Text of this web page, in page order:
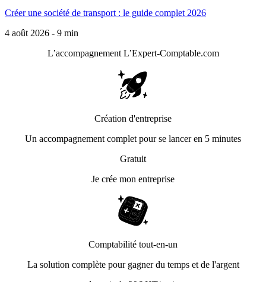
Créer une société de transport : le guide complet 2026
4 août 2026 - 9 min
L’accompagnement L’Expert-Comptable.com
Création d'entreprise
Un accompagnement complet pour se lancer en 5 minutes
Gratuit
Je crée mon entreprise
Comptabilité tout-en-un
La solution complète pour gagner du temps et de l'argent